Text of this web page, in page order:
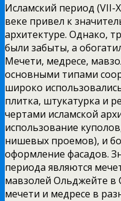
Исламский период (VII-
веке привел к
архитектуре. Однако,
были забыты, а
Мечети, медресе,
основными типами
широко
плитка, штукатурка и
чертами исламской
использование
нишевых проемов), и
оформление фасадов.
периода являются
мавзолей Ольджейте в
мечети и медресе в